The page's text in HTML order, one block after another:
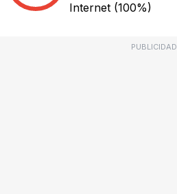
Internet (100%)
PUBLICIDAD